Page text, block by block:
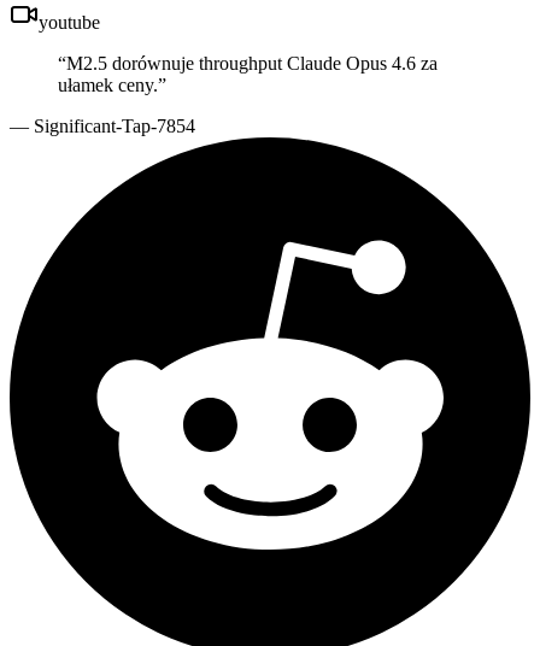
youtube
“M2.5 dorównuje throughput Claude Opus 4.6 za
ułamek ceny.”
— Significant-Tap-7854